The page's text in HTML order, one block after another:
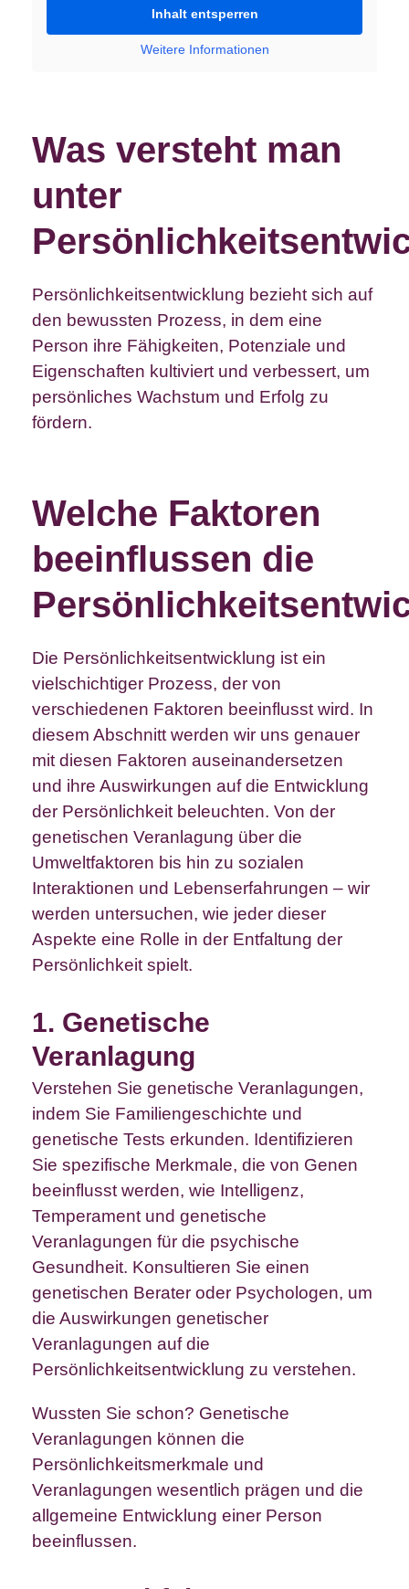
Inhalt entsperren
Weitere Informationen
Was versteht man
unter
Persönlichkeitsentwicklung bezieht sich auf
den bewussten Prozess, in dem eine
Person ihre Fähigkeiten, Potenziale und
Eigenschaften kultiviert und verbessert, um
persönliches Wachstum und Erfolg zu
fördern.
Welche Faktoren
beeinflussen die
Die Persönlichkeitsentwicklung ist ein
vielschichtiger Prozess, der von
verschiedenen Faktoren beeinflusst wird. In
diesem Abschnitt werden wir uns genauer
mit diesen Faktoren auseinandersetzen
und ihre Auswirkungen auf die Entwicklung
der Persönlichkeit beleuchten. Von der
genetischen Veranlagung über die
Umweltfaktoren bis hin zu sozialen
Interaktionen und Lebenserfahrungen – wir
werden untersuchen, wie jeder dieser
Aspekte eine Rolle in der Entfaltung der
Persönlichkeit spielt.
1. Genetische
Veranlagung
Verstehen Sie genetische Veranlagungen,
indem Sie Familiengeschichte und
genetische Tests erkunden. Identifizieren
Sie spezifische Merkmale, die von Genen
beeinflusst werden, wie Intelligenz,
Temperament und genetische
Veranlagungen für die psychische
Gesundheit. Konsultieren Sie einen
genetischen Berater oder Psychologen, um
die Auswirkungen genetischer
Veranlagungen auf die
Persönlichkeitsentwicklung zu verstehen.
Wussten Sie schon? Genetische
Veranlagungen können die
Persönlichkeitsmerkmale und
Veranlagungen wesentlich prägen und die
allgemeine Entwicklung einer Person
beeinflussen.